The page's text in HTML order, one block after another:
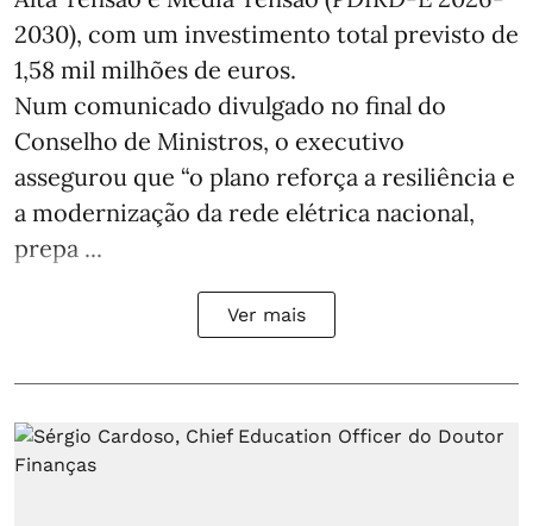
2030), com um investimento total previsto de
1,58 mil milhões de euros.
Num comunicado divulgado no final do
Conselho de Ministros, o executivo
assegurou que “o plano reforça a resiliência e
a modernização da rede elétrica nacional,
prepa ...
Ver mais